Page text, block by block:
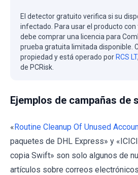
El detector gratuito verifica si su
infectado. Para usar el producto
debe comprar una licencia para
prueba gratuita limitada disponible.
propiedad y está operado por RCS LT
de PCRisk.
Ejemplos de campañas de
«Routine Cleanup Of Unused
paquetes de DHL Express» y
copia Swift» son solo algunos de
artículos sobre correos